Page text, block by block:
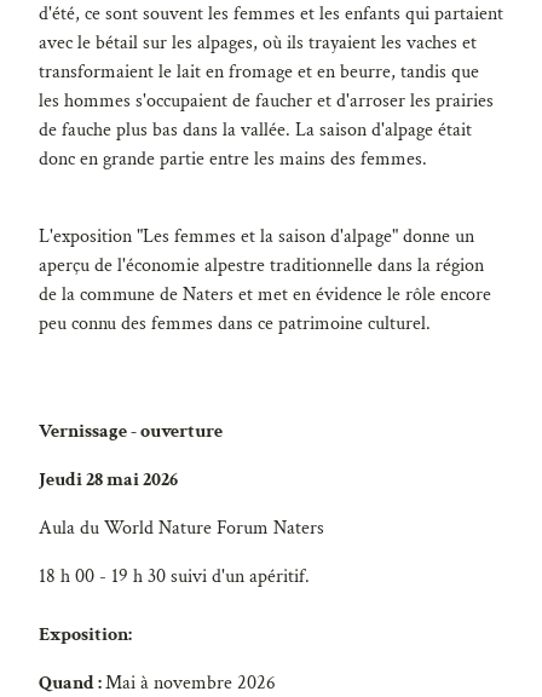
d'été, ce sont souvent les femmes et les enfants qui partaient
avec le bétail sur les alpages, où ils trayaient les vaches et
transformaient le lait en fromage et en beurre, tandis que
les hommes s'occupaient de faucher et d'arroser les prairies
de fauche plus bas dans la vallée. La saison d'alpage était
donc en grande partie entre les mains des femmes.
L'exposition "Les femmes et la saison d'alpage" donne un
aperçu de l'économie alpestre traditionnelle dans la région
de la commune de Naters et met en évidence le rôle encore
peu connu des femmes dans ce patrimoine culturel.
Vernissage - ouverture
Jeudi 28 mai 2026
Aula du World Nature Forum Naters
18 h 00 - 19 h 30 suivi d'un apéritif.
Exposition:
Quand :Mai à novembre 2026